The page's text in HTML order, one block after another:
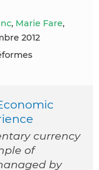
, Marie Fare,
2012
currency
of
by